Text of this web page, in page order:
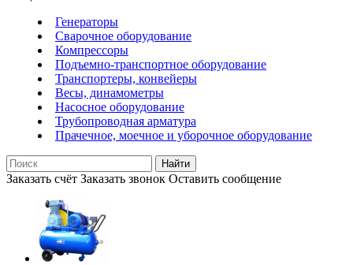
Генераторы
Сварочное оборудование
Компрессоры
Подъемно-транспортное оборудование
Транспортеры, конвейеры
Весы, динамометры
Насосное оборудование
Трубопроводная арматура
Прачечное, моечное и уборочное оборудование
Найти
Заказать счёт Заказать звонок Оставить сообщение